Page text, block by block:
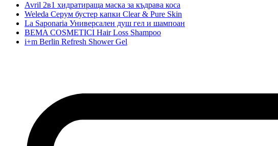
Avril 2в1 хидратираща маска за къдрава коса
Weleda Серум бустер капки Clear & Pure Skin
La Saponaria Универсален душ гел и шампоан
BEMA COSMETICI Hair Loss Shampoo
i+m Berlin Refresh Shower Gel